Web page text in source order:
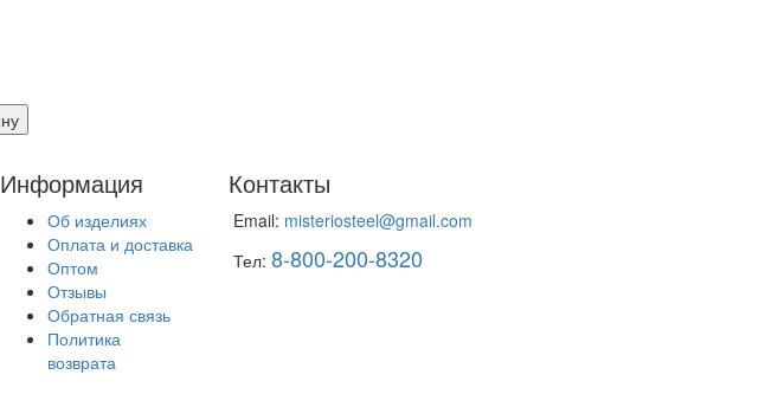
Информация
Об изделиях
Оплата и доставка
Оптом
Отзывы
Обратная связь
Политика
возврата
Контакты
Email: misteriosteel@gmail.com
Тел:8-800-200-8320